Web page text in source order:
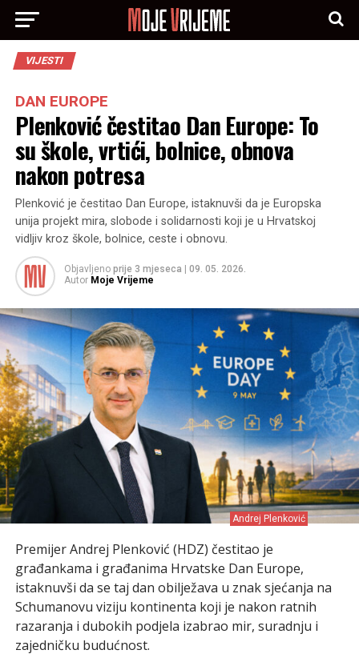
VIJESTI
DAN EUROPE
Plenković čestitao Dan Europe: To
su škole, vrtići, bolnice, obnova
nakon potresa
Plenković je čestitao Dan Europe, istaknuvši da je Europska
unija projekt mira, slobode i solidarnosti koji je u Hrvatskoj
vidljiv kroz škole, bolnice, ceste i obnovu.
Objavljeno prije 3 mjeseca
09. 05. 2026.
Autor Moje Vrijeme
Andrej Plenković
Premijer Andrej Plenković (HDZ) čestitao je
građankama i građanima Hrvatske Dan Europe,
istaknuvši da se taj dan obilježava u znak sjećanja na
Schumanovu viziju kontinenta koji je nakon ratnih
razaranja i dubokih podjela izabrao mir, suradnju i
zajedničku budućnost.